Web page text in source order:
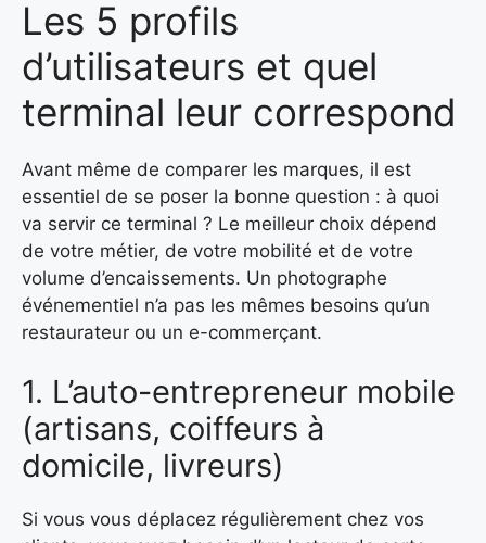
Les 5 profils
d’utilisateurs et quel
terminal leur correspond
Avant même de comparer les marques, il est
essentiel de se poser la bonne question : à quoi
va servir ce terminal ? Le meilleur choix dépend
de votre métier, de votre mobilité et de votre
volume d’encaissements. Un photographe
événementiel n’a pas les mêmes besoins qu’un
restaurateur ou un e-commerçant.
1. L’auto-entrepreneur mobile
(artisans, coiffeurs à
domicile, livreurs)
Si vous vous déplacez régulièrement chez vos